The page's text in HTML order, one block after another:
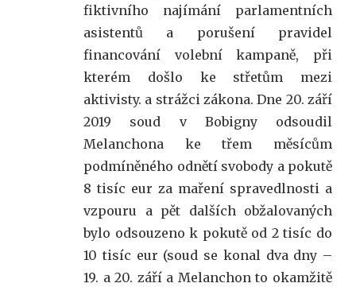
fiktivního najímání parlamentních
asistentů a porušení pravidel
financování volební kampaně, při
kterém došlo ke střetům mezi
aktivisty. a strážci zákona. Dne 20. září
2019 soud v Bobigny odsoudil
Melanchona ke třem měsícům
podmíněného odnětí svobody a pokutě
8 tisíc eur za maření spravedlnosti a
vzpouru a pět dalších obžalovaných
bylo odsouzeno k pokutě od 2 tisíc do
10 tisíc eur (soud se konal dva dny –
19. a 20. září a Melanchon to okamžitě